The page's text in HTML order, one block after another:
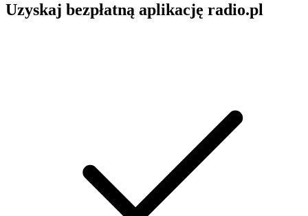
Uzyskaj bezpłatną aplikację radio.pl